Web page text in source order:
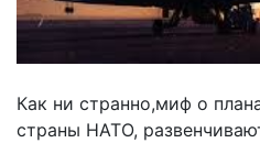
Как ни странно,миф о
страны НАТО,